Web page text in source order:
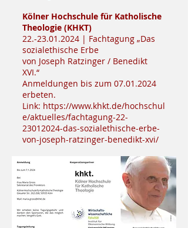
Kölner Hochschule für Katholische
Theologie (KHKT)
22.-23.01.2024 | Fachtagung „Das
sozialethische Erbe
von Joseph Ratzinger / Benedikt
XVI.“
Anmeldungen bis zum 07.01.2024
erbeten.
Link: https://www.khkt.de/hochschul
e/aktuelles/fachtagung-22-
23012024-das-sozialethische-erbe-
von-joseph-ratzinger-benedikt-xvi/